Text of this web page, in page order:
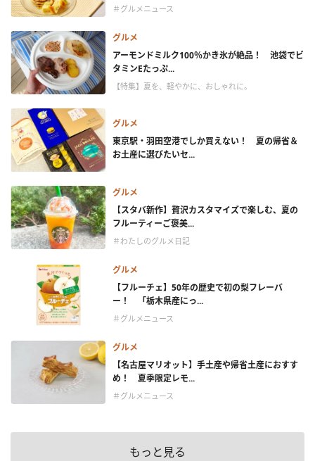
＃グルメニュース
グルメ
アーモンドミルク100％かき氷が絶品！ 池袋でビ
タミンEたっぷ...
【特集】夏を、軽やかに、おしゃれに。
グルメ
東京駅・羽田空港でしか買えない！ 夏の帰省＆
お土産に選びたいセ...
グルメ
【スタバ新作】贅沢カスタマイズで楽しむ、夏の
フルーティーご褒美...
＃わたしのグルメ日記
グルメ
【フルーチェ】50年の歴史で初の梨フレーバ
ー！ 「栃木県産にっ...
＃グルメニュース
グルメ
【名古屋マリオット】手土産や帰省土産におすす
め！ 夏季限定レモ...
＃グルメニュース
もっと見る